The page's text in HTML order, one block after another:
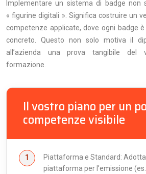
Implementare un sistema di badge non
« figurine digitali ». Significa costruire un
competenze applicate, dove ogni badge
concreto. Questo non solo motiva il
all’azienda una prova tangibile del
formazione.
Il vostro piano per un
competenze visibile
Piattaforma e Standard:
piattaforma per l’emissione